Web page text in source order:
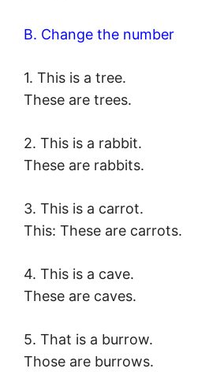
B. Change the number
1. This is a tree.
These are trees.
2. This is a rabbit.
These are rabbits.
3. This is a carrot.
This: These are carrots.
4. This is a cave.
These are caves.
5. That is a burrow.
Those are burrows.